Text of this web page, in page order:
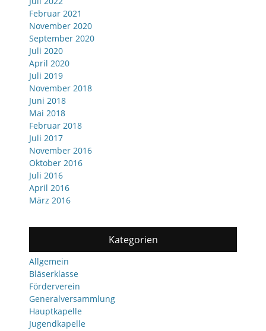
Februar 2021
November 2020
September 2020
Juli 2020
April 2020
Juli 2019
November 2018
Juni 2018
Mai 2018
Februar 2018
Juli 2017
November 2016
Oktober 2016
Juli 2016
April 2016
März 2016
Kategorien
Allgemein
Bläserklasse
Förderverein
Generalversammlung
Hauptkapelle
Jugendkapelle